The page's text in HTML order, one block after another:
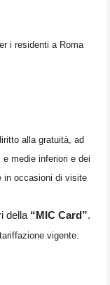
i residenti a Roma
alla gratuità, ad
medie inferiori e dei
in occasioni di visite
della “MIC Card”.
vigente.